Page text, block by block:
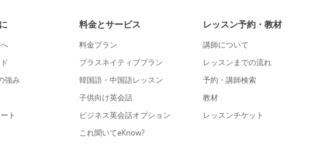
強み
ト
料金とサービス
料金プラン
プラスネイティブプラン
韓国語・中国語レッスン
子供向け英会話
ビジネス英会話オプション
これ聞いてeKnow?
レッスン予約・教材
講師について
レッスンまでの流れ
予約・講師検索
教材
レッスンチケット